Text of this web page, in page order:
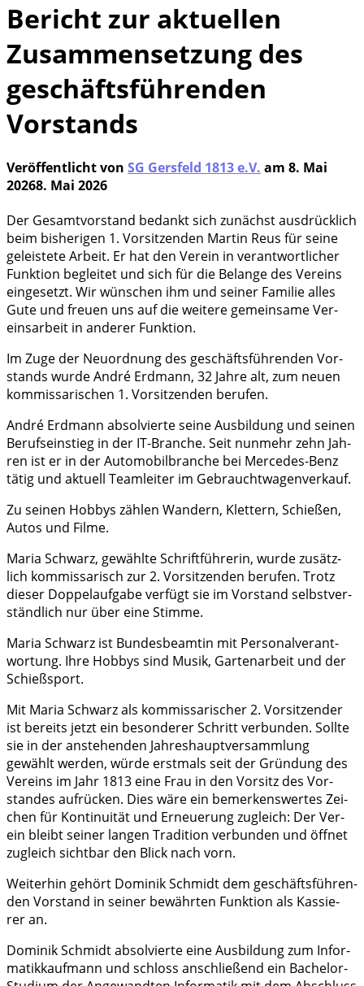
Bericht zur aktuellen
Zusammensetzung des
geschäftsführenden
Vorstands
Veröffentlicht von SG Gersfeld 1813 e.V. am 8. Mai
20268. Mai 2026
Der Gesamt­vor­stand bedankt sich zunächst aus­drück­lich
beim bis­he­ri­gen 1. Vor­sit­zen­den Mar­tin Reus für sei­ne
geleis­te­te Arbeit. Er hat den Ver­ein in ver­ant­wort­li­cher
Funk­ti­on beglei­tet und sich für die Belan­ge des Ver­eins
ein­ge­setzt. Wir wün­schen ihm und sei­ner Fami­lie alles
Gute und freu­en uns auf die wei­te­re gemein­sa­me Ver­
eins­ar­beit in ande­rer Funktion.
Im Zuge der Neu­ord­nung des geschäfts­füh­ren­den Vor­
stands wur­de André Erd­mann, 32 Jah­re alt, zum neu­en
kom­mis­sa­ri­schen 1. Vor­sit­zen­den berufen.
André Erd­mann absol­vier­te sei­ne Aus­bil­dung und sei­nen
Berufs­ein­stieg in der IT-Bran­che. Seit nun­mehr zehn Jah­
ren ist er in der Auto­mo­bil­bran­che bei Mer­ce­des-Benz
tätig und aktu­ell Team­lei­ter im Gebrauchtwagenverkauf.
Zu sei­nen Hob­bys zäh­len Wan­dern, Klet­tern, Schie­ßen,
Autos und Filme.
Maria Schwarz, gewähl­te Schrift­füh­re­rin, wur­de zusätz­
lich kom­mis­sa­risch zur 2. Vor­sit­zen­den beru­fen. Trotz
die­ser Dop­pel­auf­ga­be ver­fügt sie im Vor­stand selbst­ver­
ständ­lich nur über eine Stimme.
Maria Schwarz ist Bun­des­be­am­tin mit Per­so­nal­ver­ant­
wor­tung. Ihre Hob­bys sind Musik, Gar­ten­ar­beit und der
Schießsport.
Mit Maria Schwarz als kom­mis­sa­ri­scher 2. Vor­sit­zen­der
ist bereits jetzt ein beson­de­rer Schritt ver­bun­den. Soll­te
sie in der anste­hen­den Jah­res­haupt­ver­samm­lung
gewählt wer­den, wür­de erst­mals seit der Grün­dung des
Ver­eins im Jahr 1813 eine Frau in den Vor­sitz des Vor­
stan­des auf­rü­cken. Dies wäre ein bemer­kens­wer­tes Zei­
chen für Kon­ti­nui­tät und Erneue­rung zugleich: Der Ver­
ein bleibt sei­ner lan­gen Tra­di­ti­on ver­bun­den und öff­net
zugleich sicht­bar den Blick nach vorn.
Wei­ter­hin gehört Domi­nik Schmidt dem geschäfts­füh­ren­
den Vor­stand in sei­ner bewähr­ten Funk­ti­on als Kas­sie­
rer an.
Domi­nik Schmidt absol­vier­te eine Aus­bil­dung zum Infor­
ma­tik­kauf­mann und schloss anschlie­ßend ein Bache­lor-